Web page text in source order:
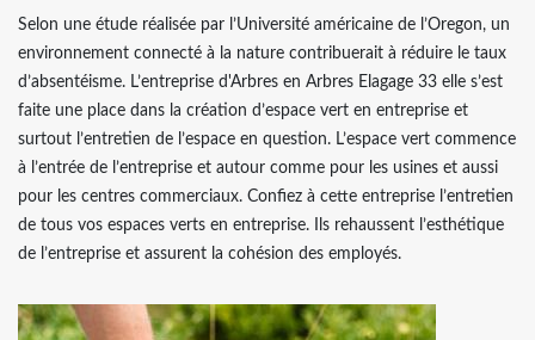
Selon une étude réalisée par l’Université américaine de l’Oregon, un
environnement connecté à la nature contribuerait à réduire le taux
d’absentéisme. L’entreprise d'Arbres en Arbres Elagage 33 elle s’est
faite une place dans la création d’espace vert en entreprise et
surtout l’entretien de l’espace en question. L’espace vert commence
à l’entrée de l’entreprise et autour comme pour les usines et aussi
pour les centres commerciaux. Confiez à cette entreprise l’entretien
de tous vos espaces verts en entreprise. Ils rehaussent l’esthétique
de l’entreprise et assurent la cohésion des employés.